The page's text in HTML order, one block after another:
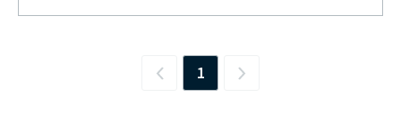
Previous
1 Next